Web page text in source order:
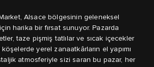
Alsace bölgesinin geleneksel
harika bir fırsat sunuyor. Pazarda
taze pişmiş tatlılar ve sıcak içecekler
köşelerde yerel zanaatkârların el yapımı
atmosferiyle sizi saran bu pazar, her